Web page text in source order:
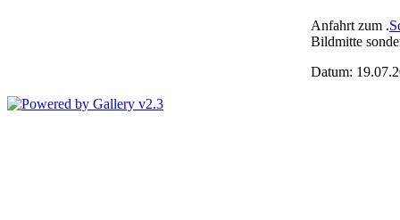
Anfahrt zum .
Bildmitte
Datum: